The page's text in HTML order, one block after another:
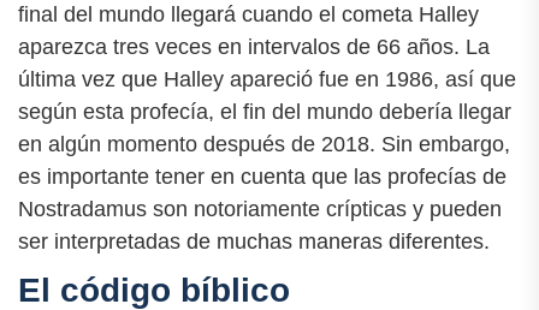
final del mundo llegará cuando el cometa Halley
aparezca tres veces en intervalos de 66 años. La
última vez que Halley apareció fue en 1986, así que
según esta profecía, el fin del mundo debería llegar
en algún momento después de 2018. Sin embargo,
es importante tener en cuenta que las profecías de
Nostradamus son notoriamente crípticas y pueden
ser interpretadas de muchas maneras diferentes.
El código bíblico